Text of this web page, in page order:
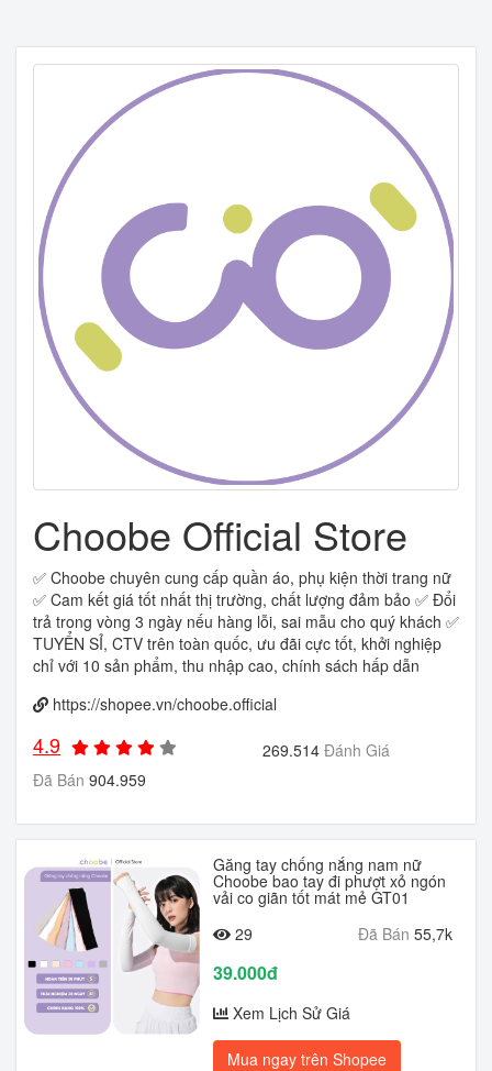
Choobe Official Store
✅ Choobe chuyên cung cấp quần áo, phụ kiện thời trang nữ
✅ Cam kết giá tốt nhất thị trường, chất lượng đảm bảo ✅ Đổi
trả trong vòng 3 ngày nếu hàng lỗi, sai mẫu cho quý khách ✅
TUYỂN SỈ, CTV trên toàn quốc, ưu đãi cực tốt, khởi nghiệp
chỉ với 10 sản phẩm, thu nhập cao, chính sách hấp dẫn
https://shopee.vn/choobe.official
4.9 269.514 Đánh Giá
Đã Bán 904.959
Găng tay chống nắng nam nữ
Choobe bao tay đi phượt xỏ ngón
vải co giãn tốt mát mẻ GT01
29
Đã Bán 55,7k
39.000đ
Xem Lịch Sử Giá
Mua ngay trên Shopee